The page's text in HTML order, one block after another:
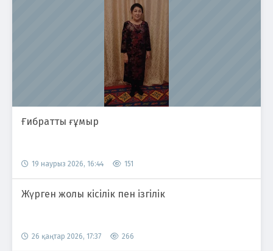
Ғибратты ғұмыр
19 наурыз 2026, 16:44 151
Жүрген жолы кісілік пен ізгілік
26 қаңтар 2026, 17:37 266